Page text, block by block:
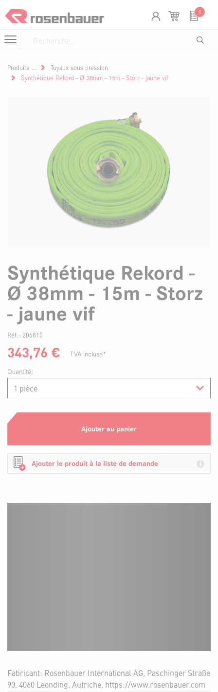
0
Produits
Tuyaux sous pression
Synthétique Rekord - Ø 38mm - 15m - Storz - jaune vif
Synthétique Rekord -
Ø 38mm - 15m - Storz
- jaune vif
Réf. : 206810
343,76 €
TVA incluse*
Quantité:
Ajouter au panier
Ajouter le produit à la liste de demande
Fabricant: Rosenbauer International AG, Paschinger Straße
90, 4060 Leonding, Autriche, https://www.rosenbauer.com